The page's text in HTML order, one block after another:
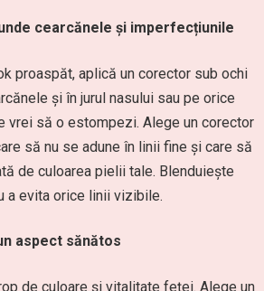
cearcănele și imperfecțiunile
proaspăt, aplică un corector sub ochi
și în jurul nasului sau pe orice
vrei să o estompezi. Alege un corector
să nu se adune în linii fine și care să
de culoarea pielii tale. Blenduiește
a evita orice linii vizibile.
aspect sănătos
de culoare și vitalitate feței. Alege un